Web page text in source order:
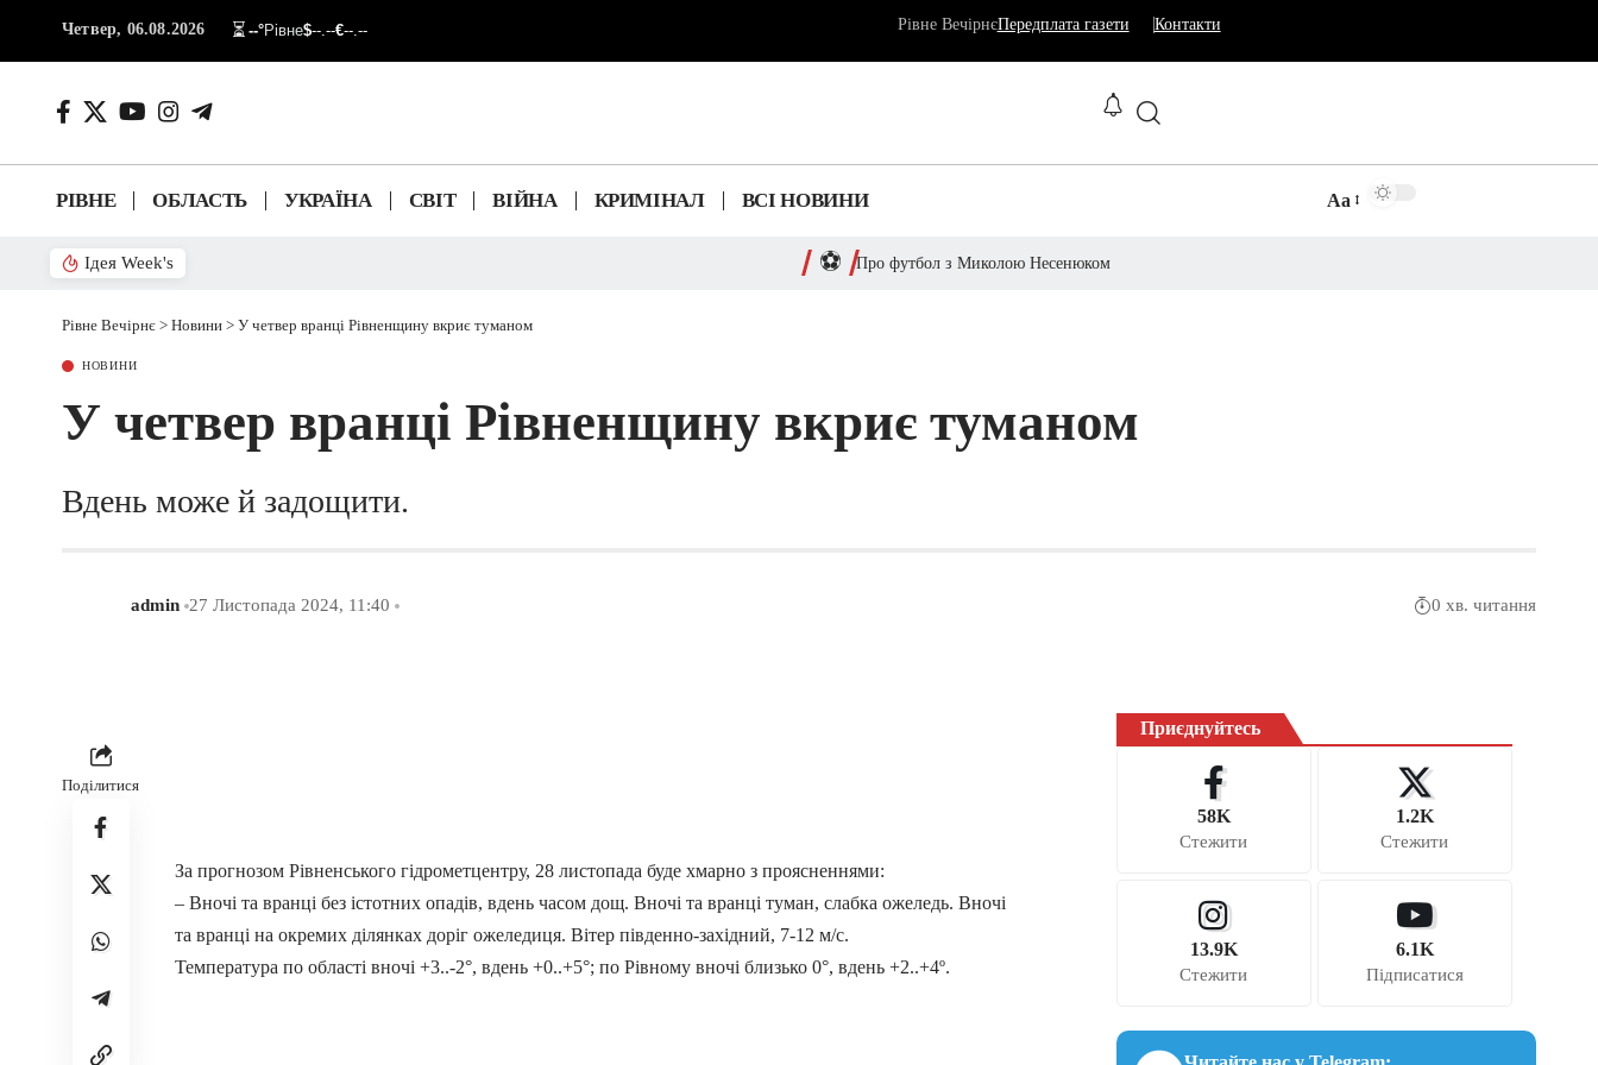
Четвер, 06.08.2026 ⏳ --°Рівне$--.--€--.-- Рівне ВечірнєПередплата газети Контакти
РІВНЕ ОБЛАСТЬ УКРАЇНА СВІТ ВІЙНА КРИМІНАЛ ВСІ НОВИНИ Аа
Ідея Week's ⚽ Про футбол з Миколою Несенюком
Рівне Вечірнє > Новини > У четвер вранці Рівненщину вкриє туманом
НОВИНИ
У четвер вранці Рівненщину вкриє туманом
Вдень може й задощити.
admin 27 Листопада 2024, 11:40 0 хв. читання
Поділитися
За прогнозом Рівненського гідрометцентру, 28 листопада буде хмарно з проясненнями:
– Вночі та вранці без істотних опадів, вдень часом дощ. Вночі та вранці туман, слабка ожеледь. Вночі
та вранці на окремих ділянках доріг ожеледиця. Вітер південно-західний, 7-12 м/с.
Температура по області вночі +3..-2°, вдень +0..+5°; по Рівному вночі близько 0°, вдень +2..+4º.
Приєднуйтесь
58K
Стежити
1.2K
Стежити
13.9K
Стежити
6.1K
Підписатися